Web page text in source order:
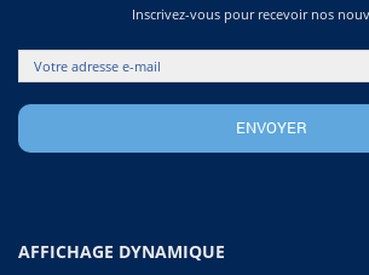
Inscrivez-vous pour recevoir nos
AFFICHAGE DYNAMIQUE